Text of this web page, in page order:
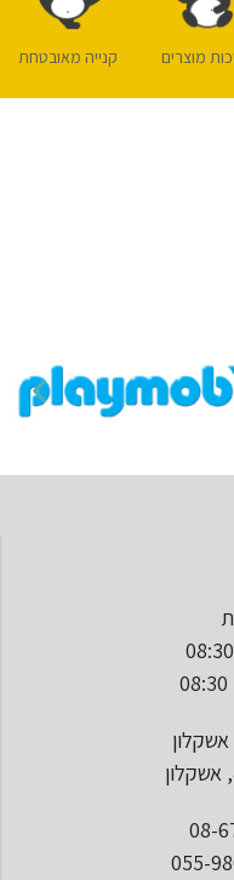
מוצרים קנייה מאובטחת